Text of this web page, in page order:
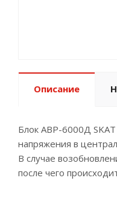
Описание
Блок АВР-6000Д
напряжения в
В случае
после чего